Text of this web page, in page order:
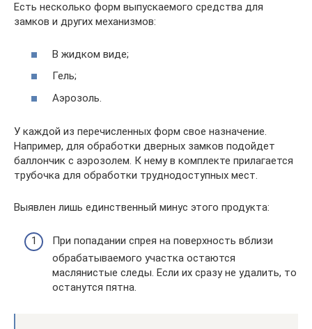
Есть несколько форм выпускаемого средства для
замков и других механизмов:
В жидком виде;
Гель;
Аэрозоль.
У каждой из перечисленных форм свое назначение.
Например, для обработки дверных замков подойдет
баллончик с аэрозолем. К нему в комплекте прилагается
трубочка для обработки труднодоступных мест.
Выявлен лишь единственный минус этого продукта:
При попадании спрея на поверхность вблизи
обрабатываемого участка остаются
маслянистые следы. Если их сразу не удалить, то
останутся пятна.